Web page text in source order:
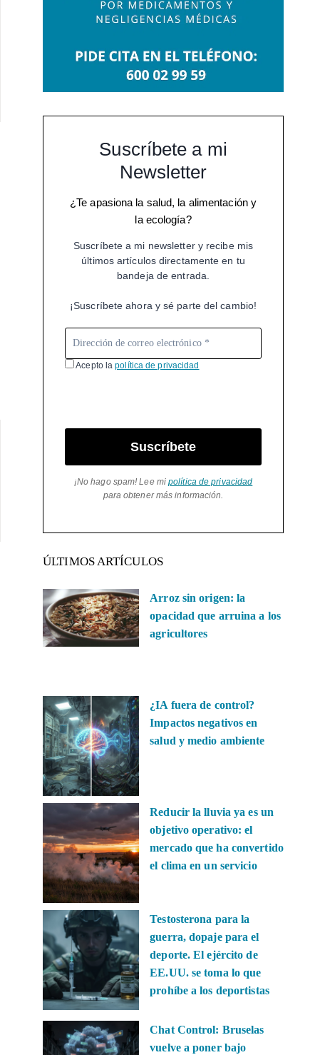
Suscríbete a mi
Newsletter
¿Te apasiona la salud, la alimentación y
la ecología?
Suscríbete a mi newsletter y recibe mis
últimos artículos directamente en tu
bandeja de entrada.
¡Suscríbete ahora y sé parte del cambio!
Acepto lapolítica de privacidad
Suscríbete
¡No hago spam! Lee mipolítica de privacidad
para obtener más información.
ÚLTIMOS ARTÍCULOS
Arroz sin origen: la
opacidad que arruina a los
agricultores
¿IA fuera de control?
Impactos negativos en
salud y medio ambiente
Reducir la lluvia ya es un
objetivo operativo: el
mercado que ha convertido
el clima en un servicio
Testosterona para la
guerra, dopaje para el
deporte. El ejército de
EE.UU. se toma lo que
prohíbe a los deportistas
Chat Control: Bruselas
vuelve a poner bajo